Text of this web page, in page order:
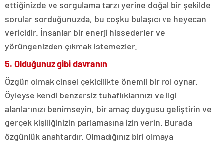
ettiğinizde ve sorgulama tarzı yerine doğal bir şekilde
sorular sorduğunuzda, bu coşku bulaşıcı ve heyecan
vericidir. İnsanlar bir enerji hissederler ve
yörüngenizden çıkmak istemezler.
5. Olduğunuz gibi davranın
Özgün olmak cinsel çekicilikte önemli bir rol oynar.
Öyleyse kendi benzersiz tuhaflıklarınızı ve ilgi
alanlarınızı benimseyin, bir amaç duygusu geliştirin ve
gerçek kişiliğinizin parlamasına izin verin. Burada
özgünlük anahtardır. Olmadığınız biri olmaya